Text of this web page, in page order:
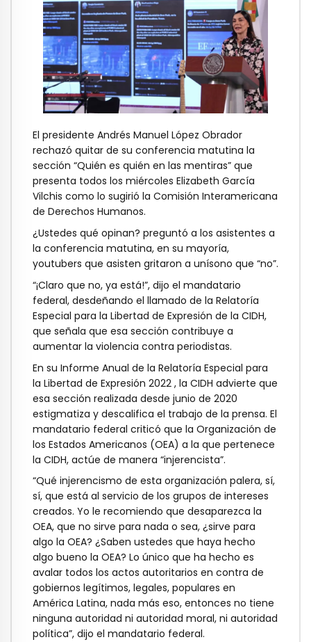
El presidente Andrés Manuel López Obrador
rechazó quitar de su conferencia matutina la
sección “Quién es quién en las mentiras” que
presenta todos los miércoles Elizabeth García
Vilchis como lo sugirió la Comisión Interamericana
de Derechos Humanos.
¿Ustedes qué opinan? preguntó a los asistentes a
la conferencia matutina, en su mayoría,
youtubers que asisten gritaron a unísono que “no”.
“¡Claro que no, ya está!”, dijo el mandatario
federal, desdeñando el llamado de la Relatoría
Especial para la Libertad de Expresión de la CIDH,
que señala que esa sección contribuye a
aumentar la violencia contra periodistas.
En su Informe Anual de la Relatoría Especial para
la Libertad de Expresión 2022 , la CIDH advierte que
esa sección realizada desde junio de 2020
estigmatiza y descalifica el trabajo de la prensa. El
mandatario federal criticó que la Organización de
los Estados Americanos (OEA) a la que pertenece
la CIDH, actúe de manera “injerencista”.
“Qué injerencismo de esta organización palera, sí,
sí, que está al servicio de los grupos de intereses
creados. Yo le recomiendo que desaparezca la
OEA, que no sirve para nada o sea, ¿sirve para
algo la OEA? ¿Saben ustedes que haya hecho
algo bueno la OEA? Lo único que ha hecho es
avalar todos los actos autoritarios en contra de
gobiernos legítimos, legales, populares en
América Latina, nada más eso, entonces no tiene
ninguna autoridad ni autoridad moral, ni autoridad
política”, dijo el mandatario federal.